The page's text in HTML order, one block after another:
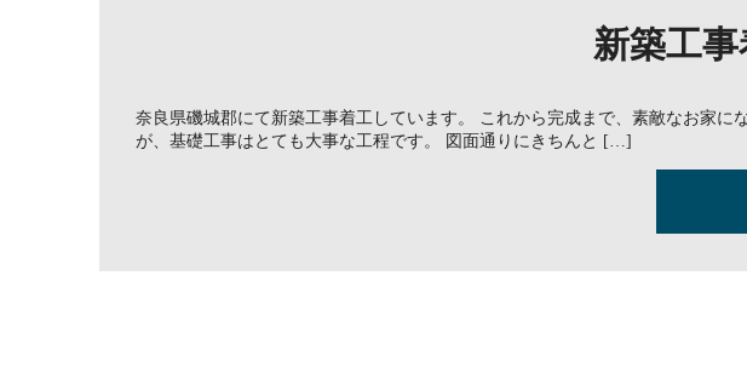
新築工
奈良県磯城郡にて新築工事着工しています。 これから完成まで、素敵なお家
が、基礎工事はとても大事な工程です。 図面通りにきちんと […]